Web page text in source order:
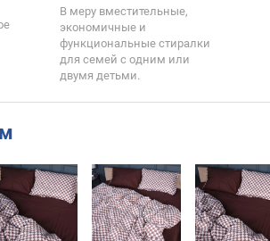
В меру вместительные,
экономичные и
функциональные стиралки
для семей с одним или
двумя детьми.